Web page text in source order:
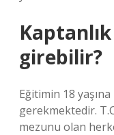
girebilir?
Eğitimin 18
gerekmektedir.
mezunu olan